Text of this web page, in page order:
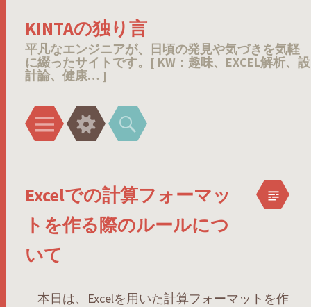
KINTAの独り言
平凡なエンジニアが、日頃の発見や気づきを気軽
に綴ったサイトです。[ KW：趣味、EXCEL解析、設
計論、健康… ]
メ
ニ
ウ
ィ
ッ
検
索
Excelでの計算フォーマッ
トを作る際のルールにつ
いて
本日は、Excelを用いた計算フォーマットを作